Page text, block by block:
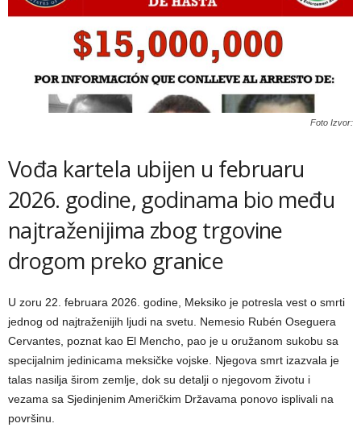
Foto Izvor:
Vođa kartela ubijen u februaru
2026. godine, godinama bio među
najtraženijima zbog trgovine
drogom preko granice
U zoru 22. februara 2026. godine, Meksiko je potresla vest o smrti
jednog od najtraženijih ljudi na svetu. Nemesio Rubén Oseguera
Cervantes, poznat kao El Mencho, pao je u oružanom sukobu sa
specijalnim jedinicama meksičke vojske. Njegova smrt izazvala je
talas nasilja širom zemlje, dok su detalji o njegovom životu i
vezama sa Sjedinjenim Američkim Državama ponovo isplivali na
površinu.